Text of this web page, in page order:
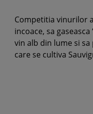
Competitia vinurilor
incoace, sa
vin alb din lume si
care se cultiva